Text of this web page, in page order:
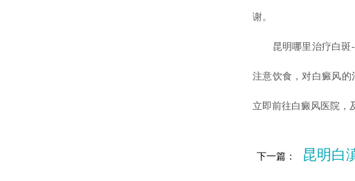
谢。
昆明哪里治疗白斑-
注意饮食，对白癜风
立即前往白癜风医院，
下一篇： 昆明白